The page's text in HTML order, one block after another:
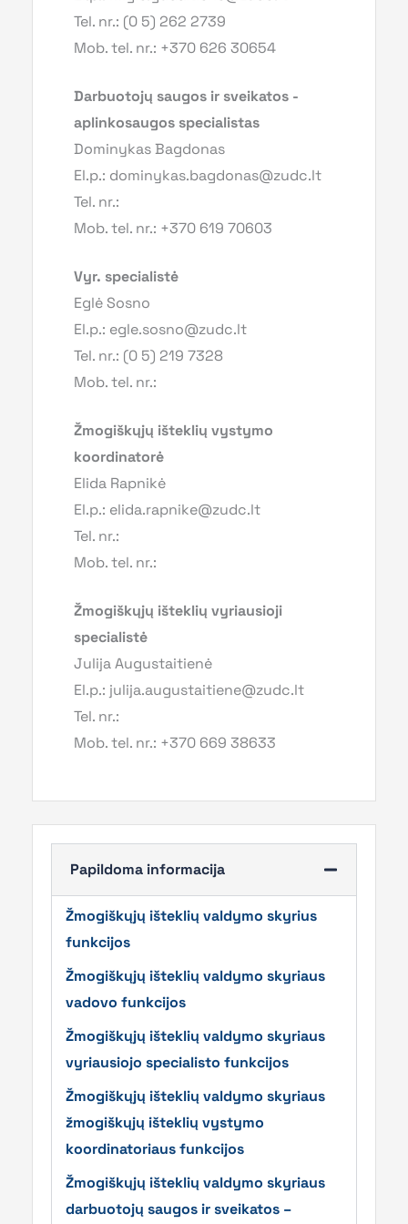
Tel. nr.: (0 5) 262 2739
Mob. tel. nr.: +370 626 30654
Darbuotojų saugos ir sveikatos -
aplinkosaugos specialistas
Dominykas Bagdonas
El.p.: dominykas.bagdonas@zudc.lt
Tel. nr.:
Mob. tel. nr.: +370 619 70603
Vyr. specialistė
Eglė Sosno
El.p.: egle.sosno@zudc.lt
Tel. nr.: (0 5) 219 7328
Mob. tel. nr.:
Žmogiškųjų išteklių vystymo
koordinatorė
Elida Rapnikė
El.p.: elida.rapnike@zudc.lt
Tel. nr.:
Mob. tel. nr.:
Žmogiškųjų išteklių vyriausioji
specialistė
Julija Augustaitienė
El.p.: julija.augustaitiene@zudc.lt
Tel. nr.:
Mob. tel. nr.: +370 669 38633
Papildoma informacija
Žmogiškųjų išteklių valdymo skyrius
funkcijos
Žmogiškųjų išteklių valdymo skyriaus
vadovo funkcijos
Žmogiškųjų išteklių valdymo skyriaus
vyriausiojo specialisto funkcijos
Žmogiškųjų išteklių valdymo skyriaus
žmogiškųjų išteklių vystymo
koordinatoriaus funkcijos
Žmogiškųjų išteklių valdymo skyriaus
darbuotojų saugos ir sveikatos –